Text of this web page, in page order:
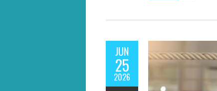
JUN
25
2026